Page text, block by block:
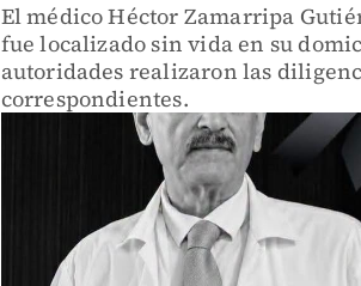
El médico Héctor Zamarripa
fue localizado sin vida en su
autoridades realizaron las
correspondientes.